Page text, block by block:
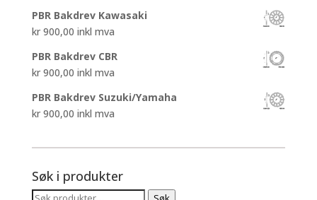
PBR Bakdrev Kawasaki
kr900,00 inkl mva
PBR Bakdrev CBR
kr900,00 inkl mva
PBR Bakdrev Suzuki/Yamaha
kr900,00 inkl mva
Søk i produkter
Søk